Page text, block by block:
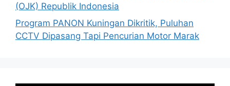
(OJK) Republik Indonesia
Program PANON Kuningan Dikritik, Puluhan
CCTV Dipasang Tapi Pencurian Motor Marak